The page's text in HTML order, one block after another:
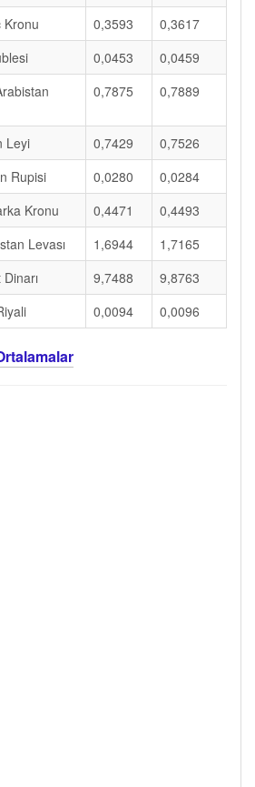
Kronu
0,3593
0,3617
0,0453
0,0459
0,7875 0,7889
Leyi 0,7429
0,7526
Rupisi
0,0280
0,0284
Kronu
0,4471
0,4493
Levası
1,6944
1,7165
9,7488
9,8763
0,0094 0,0096